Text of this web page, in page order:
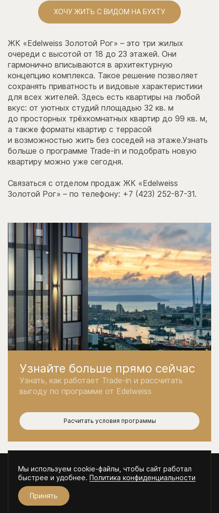
ХОЧУ ЖИТЬ С ВИДОМ НА БУХТУ
ЖК «Edelweiss Золотой Рог» – это три жилых
очереди с высотой от 18 до 23 этажей. Они
гармонично вписываются в архитектурную
концепцию комплекса. Такое решение позволяет
сохранять приватность и видовые характеристики
для всех жителей. Здесь есть квартиры на любой
вкус: от уютных студий площадью 32 кв. м
до просторных трёхкомнатных квартир до 99 кв. м,
а также форматы квартир с террасой
и возможностью жить без соседей на этаже.Узнать
больше о программе Trade-in и подобрать новую
квартиру можно уже сегодня.
Связаться с отделом продаж ЖК «Edelweiss
Золотой Рог» – по телефону: +7 (423) 252-87-31.
Узнайте больше прямо сейчас
Узнать, как работает Trade-in и рассчитать
выгоду по программе от Edelweiss
Расчитать условия программы
© ЖК "Эдельвейс Золотой рог", 2026
Пользовательское соглашение и политика
конфиденциальности
Telegram
РазработаноиEdelweiss
Мы используем cookie-файлы, чтобы сайт работал
быстрее и удобнее. Политика конфиденциальности
Принять